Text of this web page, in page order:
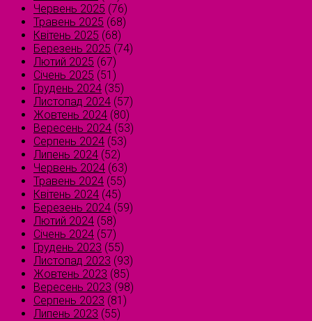
Червень 2025 (76)
Травень 2025 (68)
Квітень 2025 (68)
Березень 2025 (74)
Лютий 2025 (67)
Січень 2025 (51)
Грудень 2024 (35)
Листопад 2024 (57)
Жовтень 2024 (80)
Вересень 2024 (53)
Серпень 2024 (53)
Липень 2024 (52)
Червень 2024 (63)
Травень 2024 (55)
Квітень 2024 (45)
Березень 2024 (59)
Лютий 2024 (58)
Січень 2024 (57)
Грудень 2023 (55)
Листопад 2023 (93)
Жовтень 2023 (85)
Вересень 2023 (98)
Серпень 2023 (81)
Липень 2023 (55)